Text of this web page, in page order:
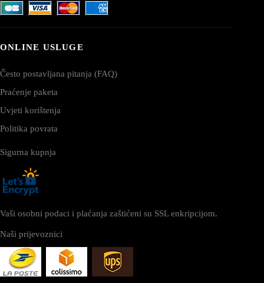
ONLINE USLUGE
Često postavljana pitanja (FAQ)
Praćenje paketa
Uvjeti korištenja
Politika povrata
Sigurna kupnja
Vaši osobni podaci i plaćanja zaštićeni su SSL enkripcijom.
Naši prijevoznici